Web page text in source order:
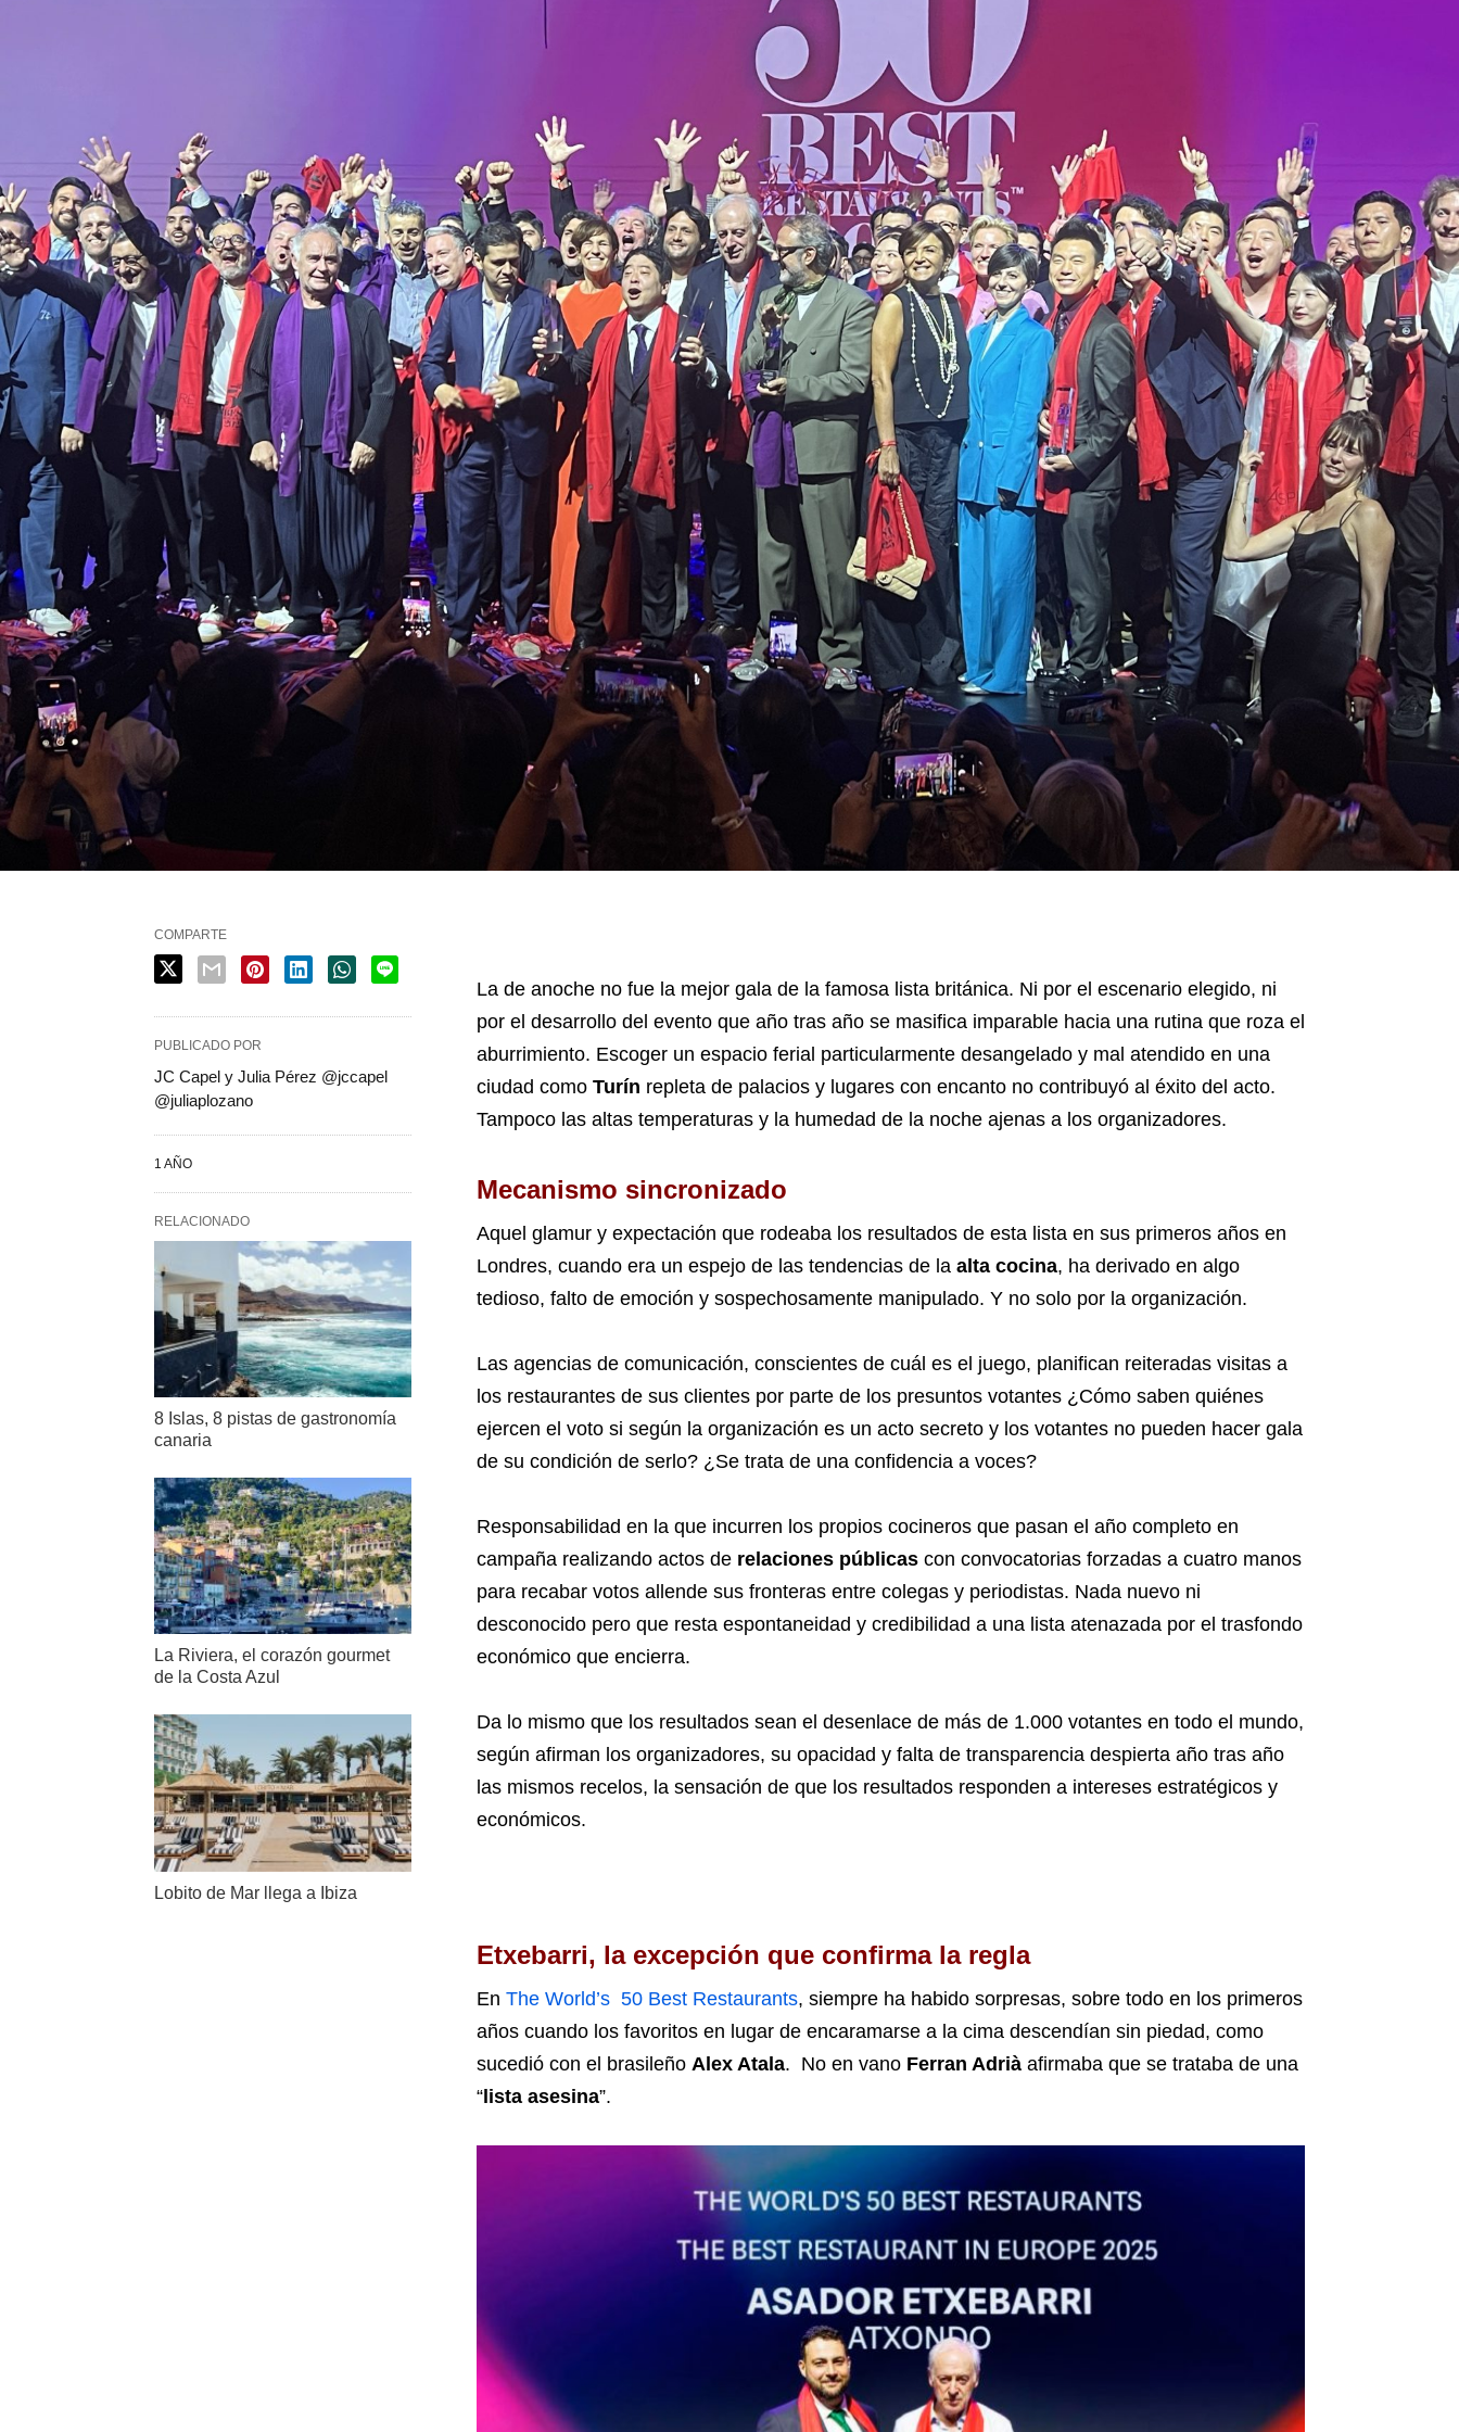
La de anoche no fue la mejor gala de la famosa lista británica. Ni por el escenario elegido, ni
por el desarrollo del evento que año tras año se masifica imparable hacia una rutina que roza el
aburrimiento. Escoger un espacio ferial particularmente desangelado y mal atendido en una
ciudad como Turín repleta de palacios y lugares con encanto no contribuyó al éxito del acto.
Tampoco las altas temperaturas y la humedad de la noche ajenas a los organizadores.
Mecanismo sincronizado
Aquel glamur y expectación que rodeaba los resultados de esta lista en sus primeros años en
Londres, cuando era un espejo de las tendencias de la alta cocina, ha derivado en algo
tedioso, falto de emoción y sospechosamente manipulado. Y no solo por la organización.
Las agencias de comunicación, conscientes de cuál es el juego, planifican reiteradas visitas a
los restaurantes de sus clientes por parte de los presuntos votantes ¿Cómo saben quiénes
ejercen el voto si según la organización es un acto secreto y los votantes no pueden hacer gala
de su condición de serlo? ¿Se trata de una confidencia a voces?
Responsabilidad en la que incurren los propios cocineros que pasan el año completo en
campaña realizando actos de relaciones públicascon convocatorias forzadas a cuatro manos
para recabar votos allende sus fronteras entre colegas y periodistas. Nada nuevo ni
desconocido pero que resta espontaneidad y credibilidad a una lista atenazada por el trasfondo
económico que encierra.
Da lo mismo que los resultados sean el desenlace de más de 1.000 votantes en todo el mundo,
según afirman los organizadores, su opacidad y falta de transparencia despierta año tras año
las mismos recelos, la sensación de que los resultados responden a intereses estratégicos y
económicos.
Etxebarri, la excepción que confirma la regla
En The World’s 50 Best Restaurants, siempre ha habido sorpresas, sobre todo en los primeros
años cuando los favoritos en lugar de encaramarse a la cima descendían sin piedad, como
sucedió con el brasileño Alex Atala. No en vano Ferran Adriàafirmaba que se trataba de una
“lista asesina”.
COMPARTE
PUBLICADO POR
JC Capel y Julia Pérez @jccapel
@juliaplozano
1 AÑO
RELACIONADO
8 Islas, 8 pistas de gastronomía
canaria
La Riviera, el corazón gourmet
de la Costa Azul
Lobito de Mar llega a Ibiza